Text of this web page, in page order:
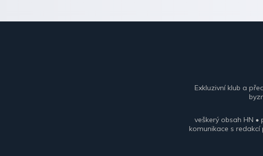
Exkluzivní klub a
veškerý obsah HN
komunikace s redakcí